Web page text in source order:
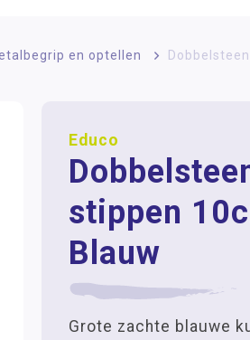
en optellen >
Educo
stippen
Blauw
Grote zachte blauwe